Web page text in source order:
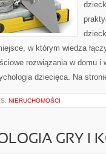
w którym wiedza
rozwiązania w domu
dziecięca. Na
NIERUCHOMOŚCI
GRY I